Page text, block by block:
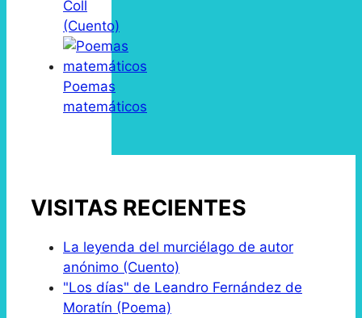
Coll
(Cuento)
Poemas
matemáticos
VISITAS RECIENTES
La leyenda del murciélago de autor
anónimo (Cuento)
"Los días" de Leandro Fernández de
Moratín (Poema)